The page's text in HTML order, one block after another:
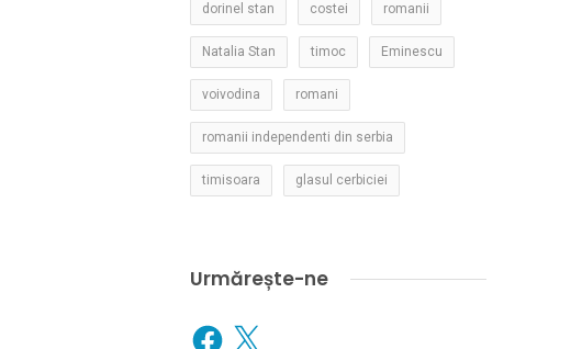
dorinel stan costei romanii
Natalia Stan timoc Eminescu
voivodina romani
romanii independenti din serbia
timisoara glasul cerbiciei
Urmărește-ne
Facebook
X